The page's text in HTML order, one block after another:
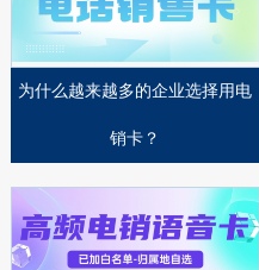
为什么越来越多的企业选择用电
销卡？